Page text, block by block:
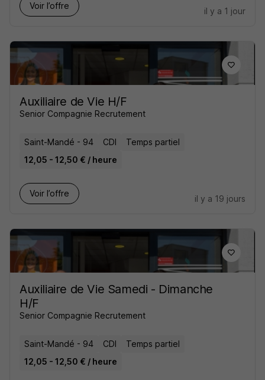
Voir l’offre
il y a 1 jour
Auxiliaire de Vie H/F
Senior Compagnie Recrutement
Saint-Mandé - 94 CDI
Temps partiel
12,05 - 12,50 € / heure
Voir l’offre
il y a 19 jours
Auxiliaire de Vie Samedi - Dimanche
H/F
Senior Compagnie Recrutement
Saint-Mandé - 94 CDI
Temps partiel
12,05 - 12,50 € / heure